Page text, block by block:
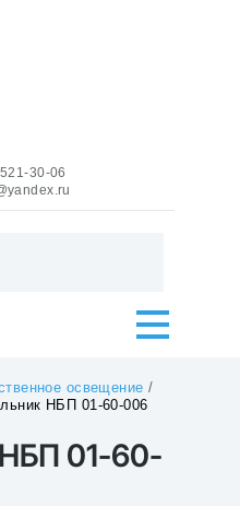
30-06
освещение /
НБП 01-60-006
01-60-